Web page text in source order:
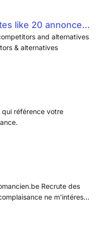
like 20 annonces-
and alternatives
& alternatives
qui référence votre
Recrute des
ne m'intéresse